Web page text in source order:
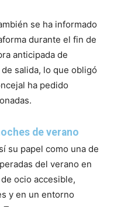
se ha informado
durante el fin de
anticipada de
salida, lo que obligó
ha pedido
de verano
su papel como una de
del verano en
ocio accesible,
y en un entorno